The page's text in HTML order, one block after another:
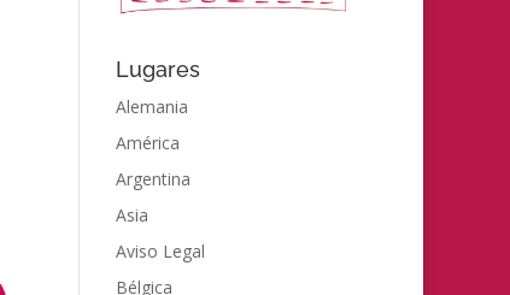
Lugares
Alemania
América
Argentina
Asia
Aviso Legal
Bélgica